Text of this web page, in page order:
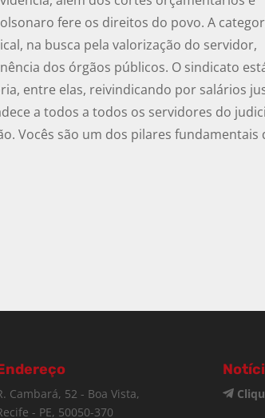
fere os direitos do povo. A
na busca pela valorização do servidor,
dos órgãos públicos. O sindicato
entre elas, reivindicando por salários
a todos a todos os servidores do
Vocês são um dos pilares fundamentais
Cambará, 52 - Boa Vista,
- PE, 50050-370